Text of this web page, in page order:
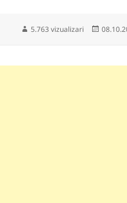
5.763 vizualizari
Publicat